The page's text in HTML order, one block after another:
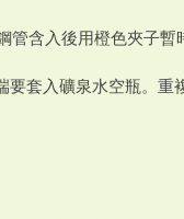
管含入後用橙色夾子暫
要套入礦泉水空瓶。重